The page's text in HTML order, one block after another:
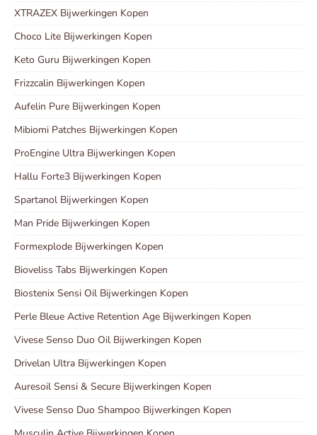
XTRAZEX Bijwerkingen Kopen
Choco Lite Bijwerkingen Kopen
Keto Guru Bijwerkingen Kopen
Frizzcalin Bijwerkingen Kopen
Aufelin Pure Bijwerkingen Kopen
Mibiomi Patches Bijwerkingen Kopen
ProEngine Ultra Bijwerkingen Kopen
Hallu Forte3 Bijwerkingen Kopen
Spartanol Bijwerkingen Kopen
Man Pride Bijwerkingen Kopen
Formexplode Bijwerkingen Kopen
Bioveliss Tabs Bijwerkingen Kopen
Biostenix Sensi Oil Bijwerkingen Kopen
Perle Bleue Active Retention Age Bijwerkingen Kopen
Vivese Senso Duo Oil Bijwerkingen Kopen
Drivelan Ultra Bijwerkingen Kopen
Auresoil Sensi & Secure Bijwerkingen Kopen
Vivese Senso Duo Shampoo Bijwerkingen Kopen